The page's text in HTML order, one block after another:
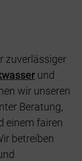
zuverlässiger
und
wir unseren
Beratung,
einem fairen
betreiben